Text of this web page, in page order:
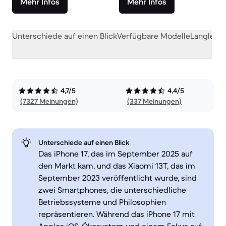
Unterschiede auf einen BlickVerfügbare Modelle
4,7/5
(7327 Meinungen)
4,4/5
(337 Meinungen)
Unterschiede auf einen Blick
Das iPhone 17, das im September 2025 auf
den Markt kam, und das Xiaomi 13T, das im
September 2023 veröffentlicht wurde, sind
zwei Smartphones, die unterschiedliche
Betriebssysteme und Philosophien
repräsentieren. Während das iPhone 17 mit